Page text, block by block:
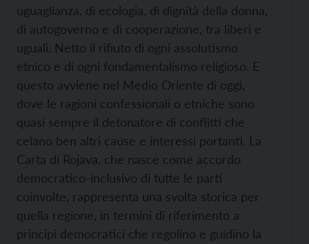
uguaglianza, di ecologia, di dignità della donna,
di autogoverno e di cooperazione, tra liberi e
uguali. Netto il rifiuto di ogni assolutismo
etnico e di ogni fondamentalismo religioso. E
questo avviene nel Medio Oriente di oggi,
dove le ragioni confessionali o etniche sono
quasi sempre il detonatore di conflitti che
celano ben altri cause e interessi portanti. La
Carta di Rojava, che nasce come accordo
democratico-inclusivo di tutte le parti
coinvolte, rappresenta una svolta storica per
quella regione, in termini di riferimento a
principi democratici che regolino e guidino la